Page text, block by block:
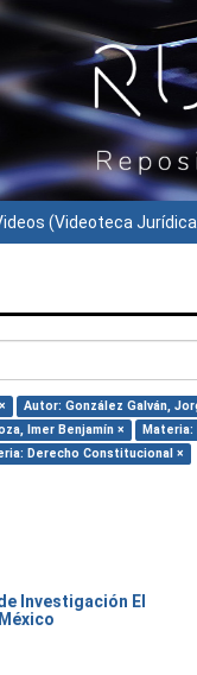
(Videoteca
Autor: González Galván,
Imer Benjamín × Materia:
Derecho Constitucional ×
Investigación El